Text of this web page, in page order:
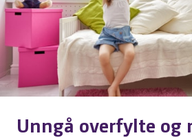
Unngå overfylte og